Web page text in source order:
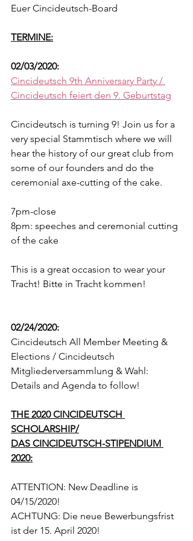
Euer Cincideutsch-Board
TERMINE:
02/03/2020:
Cincideutsch 9th Anniversary Party /
Cincideutsch feiert den 9. Geburtstag
Cincideutsch is turning 9! Join us for a
very special Stammtisch where we will
hear the history of our great club from
some of our founders and do the
ceremonial axe-cutting of the cake.
7pm-close
8pm: speeches and ceremonial cutting
of the cake
This is a great occasion to wear your
Tracht! Bitte in Tracht kommen!
02/24/2020:
Cincideutsch All Member Meeting &
Elections / Cincideutsch
Mitgliederversammlung & Wahl:
Details and Agenda to follow!
THE 2020 CINCIDEUTSCH
SCHOLARSHIP/
DAS CINCIDEUTSCH-STIPENDIUM
2020:
ATTENTION: New Deadline is
04/15/2020!
ACHTUNG: Die neue Bewerbungsfrist
ist der 15. April 2020!